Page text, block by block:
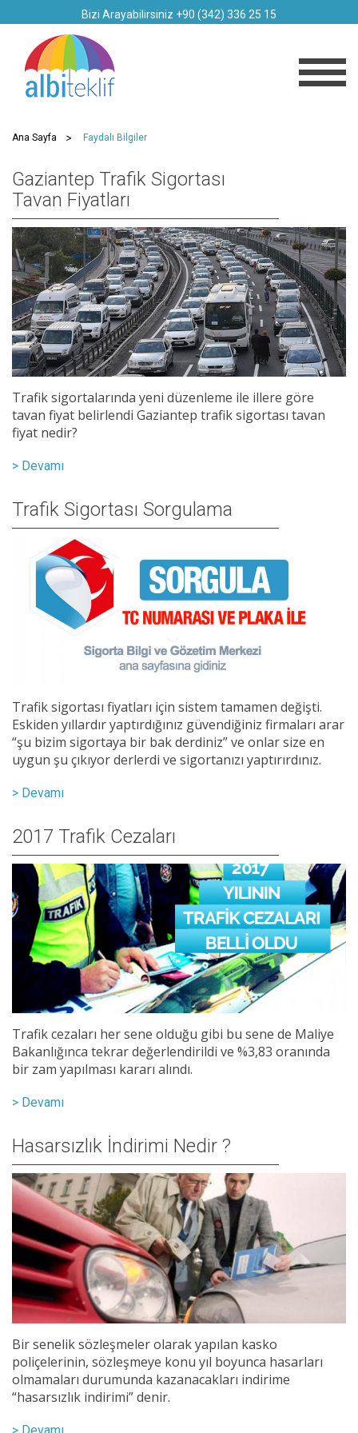
Bizi Arayabilirsiniz +90 (342) 336 25 15
Ana Sayfa Faydalı Bilgiler
Gaziantep Trafik Sigortası
Tavan Fiyatları
Trafik sigortalarında yeni düzenleme ile illere göre
tavan fiyat belirlendi Gaziantep trafik sigortası tavan
fiyat nedir?
> Devamı
Trafik Sigortası Sorgulama
Trafik sigortası fiyatları için sistem tamamen değişti.
Eskiden yıllardır yaptırdığınız güvendiğiniz firmaları arar
“şu bizim sigortaya bir bak derdiniz” ve onlar size en
uygun şu çıkıyor derlerdi ve sigortanızı yaptırırdınız.
> Devamı
2017 Trafik Cezaları
Trafik cezaları her sene olduğu gibi bu sene de Maliye
Bakanlığınca tekrar değerlendirildi ve %3,83 oranında
bir zam yapılması kararı alındı.
> Devamı
Hasarsızlık İndirimi Nedir ?
Bir senelik sözleşmeler olarak yapılan kasko
poliçelerinin, sözleşmeye konu yıl boyunca hasarları
olmamaları durumunda kazanacakları indirime
“hasarsızlık indirimi” denir.
> Devamı